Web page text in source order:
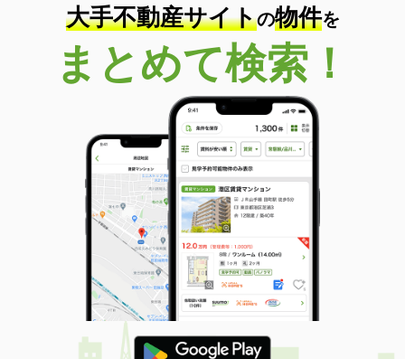
大手不動産サイトの物件を
まとめて検索！